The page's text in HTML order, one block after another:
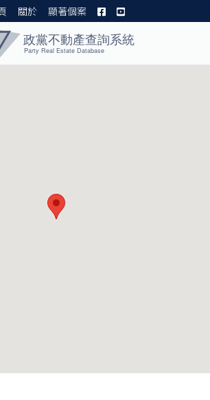
關於 顯著個案